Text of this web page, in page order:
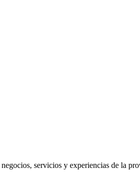
servicios y experiencias de la